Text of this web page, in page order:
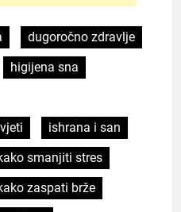
dugoročno zdravlje
higijena sna
ishrana i san
smanjiti stres
zaspati brže